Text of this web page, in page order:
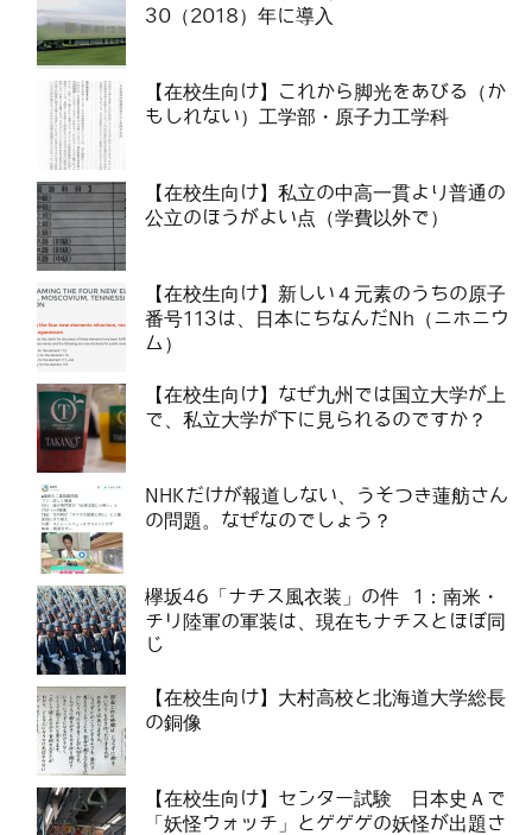
30（2018）年に導入
【在校生向け】これから脚光をあびる（か
もしれない）工学部・原子力工学科
【在校生向け】私立の中高一貫より普通の
公立のほうがよい点（学費以外で）
【在校生向け】新しい４元素のうちの原子
番号113は、日本にちなんだNh（ニホニウ
ム）
【在校生向け】なぜ九州では国立大学が上
で、私立大学が下に見られるのですか？
NHKだけが報道しない、うそつき蓮舫さん
の問題。なぜなのでしょう？
欅坂46「ナチス風衣装」の件 1：南米・
チリ陸軍の軍装は、現在もナチスとほぼ同
じ
【在校生向け】大村高校と北海道大学総長
の銅像
【在校生向け】センター試験 日本史Ａで
「妖怪ウォッチ」とゲゲゲの妖怪が出題さ